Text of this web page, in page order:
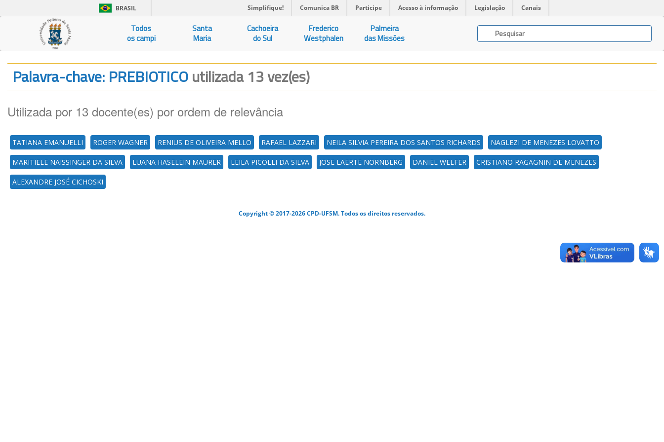
BRASIL Simplifique! Comunica BR Participe Acesso à informação Legislação Canais
Todos
os campi
Santa
Maria
Cachoeira
do Sul
Frederico
Westphalen
Palmeira
das Missões
Palavra-chave: PREBIOTICOutilizada 13 vez(es)
Utilizada por 13 docente(es) por ordem de relevância
TATIANA EMANUELLI ROGER WAGNER RENIUS DE OLIVEIRA MELLO RAFAEL LAZZARI NEILA SILVIA PEREIRA DOS SANTOS RICHARDS NAGLEZI DE MENEZES LOVATTO
MARITIELE NAISSINGER DA SILVA LUANA HASELEIN MAURER LEILA PICOLLI DA SILVA JOSE LAERTE NORNBERG DANIEL WELFER CRISTIANO RAGAGNIN DE MENEZES
ALEXANDRE JOSÉ CICHOSKI
Copyright © 2017-2026 CPD-UFSM. Todos os direitos reservados.